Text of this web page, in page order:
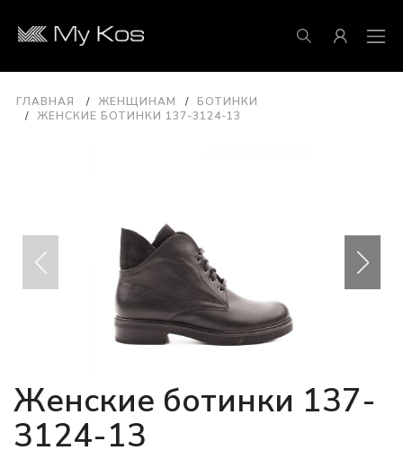
ГЛАВНАЯ ЖЕНЩИНАМ
БОТИНКИ
ЖЕНСКИЕ БОТИНКИ 137-3124-13
Женские ботинки 137-
3124-13